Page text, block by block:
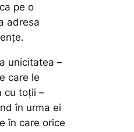
pe o
adresa
unicitatea –
care le
cu toţii –
în urma ei
în care orice